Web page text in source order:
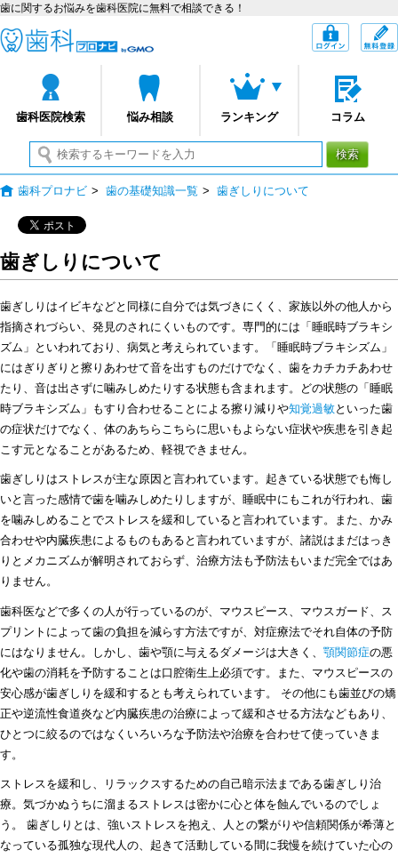
歯に関するお悩みを歯科医院に無料で相談できる！
歯科医院検索 悩み相談 ランキング コラム
ログイン
検索
歯科プロナビ > 歯の基礎知識一覧 > 歯ぎしりについて
歯ぎしりについて
歯ぎしりはイビキなどと同様に自分では気づきにくく、家族以外の他人から
指摘されづらい、発見のされにくいものです。専門的には「睡眠時ブラキシ
ズム」といわれており、病気と考えられています。「睡眠時ブラキシズム」
にはぎりぎりと擦りあわせて音を出すものだけでなく、歯をカチカチあわせ
たり、音は出さずに噛みしめたりする状態も含まれます。どの状態の「睡眠
時ブラキシズム」もすり合わせることによる擦り減りや知覚過敏といった歯
の症状だけでなく、体のあちらこちらに思いもよらない症状や疾患を引き起
こす元となることがあるため、軽視できません。
歯ぎしりはストレスが主な原因と言われています。起きている状態でも悔し
いと言った感情で歯を噛みしめたりしますが、睡眠中にもこれが行われ、歯
を噛みしめることでストレスを緩和していると言われています。また、かみ
合わせや内臓疾患によるものもあると言われていますが、諸説はまだはっき
りとメカニズムが解明されておらず、治療方法も予防法もいまだ完全ではあ
りません。
歯科医などで多くの人が行っているのが、マウスピース、マウスガード、ス
プリントによって歯の負担を減らす方法ですが、対症療法でそれ自体の予防
にはなりません。しかし、歯や顎に与えるダメージは大きく、 顎関節症の悪
化や歯の消耗を予防することは口腔衛生上必須です。また、マウスピースの
安心感が歯ぎしりを緩和するとも考えられています。 その他にも歯並びの矯
正や逆流性食道炎など内臓疾患の治療によって緩和させる方法などもあり、
ひとつに絞るのではなくいろいろな予防法や治療を合わせて使っていきま
す。
ストレスを緩和し、リラックスするための自己暗示法まである歯ぎしり治
療。気づかぬうちに溜まるストレスは密かに心と体を蝕んでいるのでしょ
う。 歯ぎしりとは、強いストレスを抱え、人との繋がりや信頼関係が希薄と
なっている孤独な現代人の、起きて活動している間に我慢を続けていた心の